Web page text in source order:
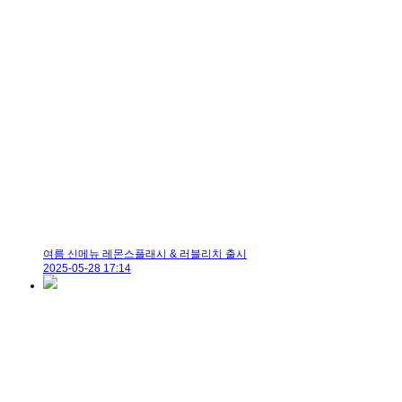
여름 신메뉴 레몬스플래시 & 러블리치 출시
2025-05-28 17:14